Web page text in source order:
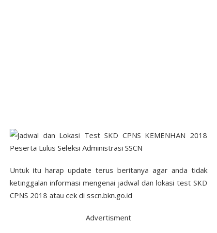
Untuk itu harap update terus beritanya agar anda tidak
ketinggalan informasi mengenai jadwal dan lokasi test SKD
CPNS 2018 atau cek di sscn.bkn.go.id
Advertisment